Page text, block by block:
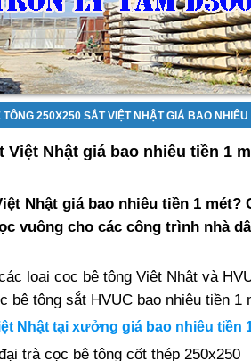
TÔNG 250X250 SẮT VIỆT NHẬT GIÁ BAO NHIÊU
Việt Nhật giá bao nhiêu tiền 1
Nhật giá bao nhiêu tiền 1 mét?
vuông cho các công trình nhà
loại cọc bê tông Việt Nhật và
bê tông sắt HVUC bao nhiêu tiền 1
Nhật tại xưởng giá bao nhiêu tiền
trà cọc bê tông cốt thép 250x250